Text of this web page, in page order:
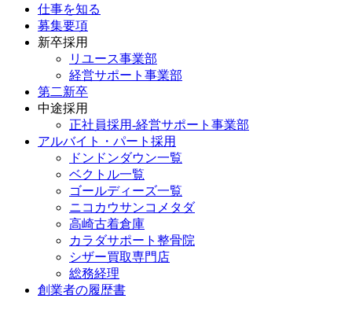
仕事を知る
募集要項
新卒採用
リユース事業部
経営サポート事業部
第二新卒
中途採用
正社員採用-経営サポート事業部
アルバイト・パート採用
ドンドンダウン一覧
ベクトル一覧
ゴールディーズ一覧
ニコカウサンコメタダ
高崎古着倉庫
カラダサポート整骨院
シザー買取専門店
総務経理
創業者の履歴書